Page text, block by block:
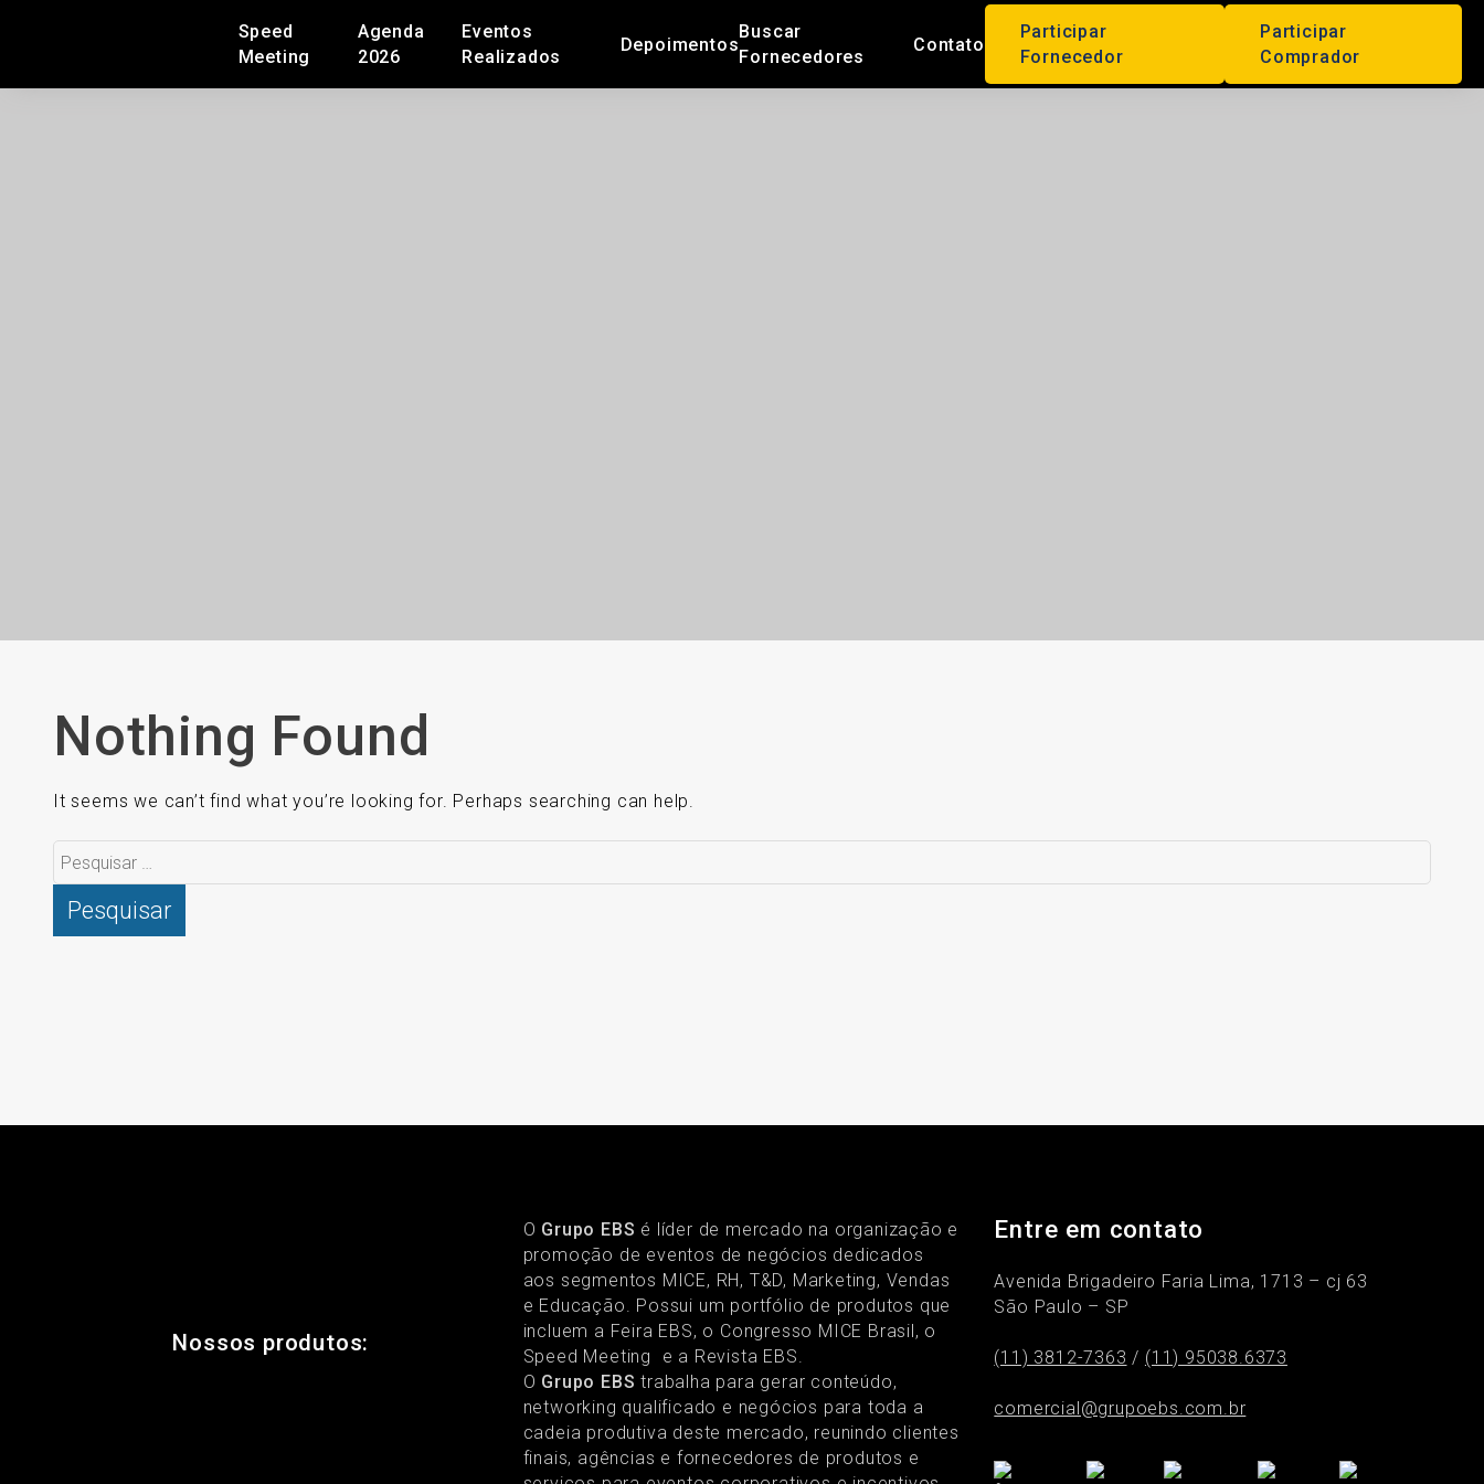
Speed
Meeting
Agenda
2026
Eventos
Realizados
Depoimentos
Buscar
Fornecedores
Contato
Participar
Fornecedor
Participar
Comprador
Nothing Found
It seems we can’t find what you’re looking for. Perhaps searching can help.
Pesquisar
por:
Nossos produtos:
O Grupo EBS é líder de mercado na organização e
promoção de eventos de negócios dedicados
aos segmentos MICE, RH, T&D, Marketing, Vendas
e Educação. Possui um portfólio de produtos que
incluem a Feira EBS, o Congresso MICE Brasil, o
Speed Meeting e a Revista EBS.
O Grupo EBS trabalha para gerar conteúdo,
networking qualificado e negócios para toda a
cadeia produtiva deste mercado, reunindo clientes
finais, agências e fornecedores de produtos e
Entre em contato
Avenida Brigadeiro Faria Lima, 1713 – cj 63
São Paulo – SP
(11) 3812-7363 / (11) 95038.6373
comercial@grupoebs.com.br